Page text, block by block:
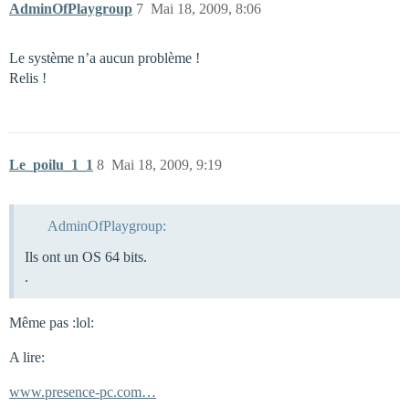
AdminOfPlaygroup Mai 18, 2009, 8:06
7
Le système n’a aucun problème !
Relis !
Le_poilu_1_1 Mai 18, 2009, 9:19
8
AdminOfPlaygroup:
Ils ont un OS 64 bits.
.
Même pas :lol:
A lire:
www.presence-pc.com…